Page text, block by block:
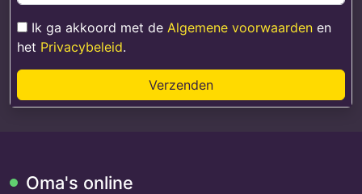
Ik ga akkoord met de Algemene voorwaarden en
het Privacybeleid.
Verzenden
Oma's online